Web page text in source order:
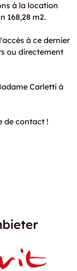
à la location
168,28 m2.
à ce dernier
ou directement
Carletti à
de contact !